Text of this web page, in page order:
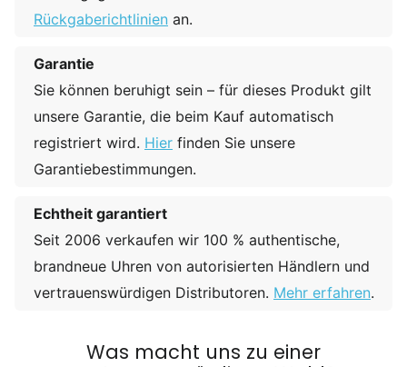
Rückgaberichtlinien an.
Garantie
Sie können beruhigt sein – für dieses Produkt gilt
unsere Garantie, die beim Kauf automatisch
registriert wird. Hier finden Sie unsere
Garantiebestimmungen.
Echtheit garantiert
Seit 2006 verkaufen wir 100 % authentische,
brandneue Uhren von autorisierten Händlern und
vertrauenswürdigen Distributoren. Mehr erfahren.
Was macht uns zu einer